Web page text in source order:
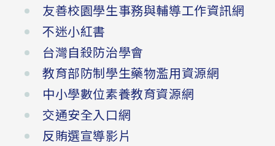
友善校園學生事務與輔導工作資訊網
不迷小紅書
台灣自殺防治學會
教育部防制學生藥物濫用資源網
中小學數位素養教育資源網
交通安全入口網
反賄選宣導影片